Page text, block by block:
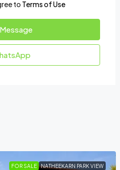
to Terms of Use
FOR SALE NATHEEKARN PARK VIEW